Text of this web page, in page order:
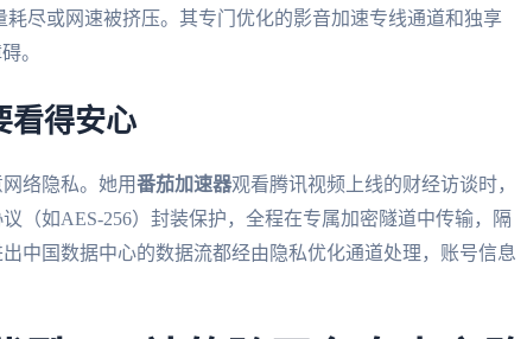
尽或网速被挤压。其专门优化的影音加速专线通道和独享
。
看得安心
络隐私。她用番茄加速器观看腾讯视频上线的财经访谈时，
（如AES-256）封装保护，全程在专属加密隧道中传输，隔
中国数据中心的数据流都经由隐私优化通道处理，账号信息